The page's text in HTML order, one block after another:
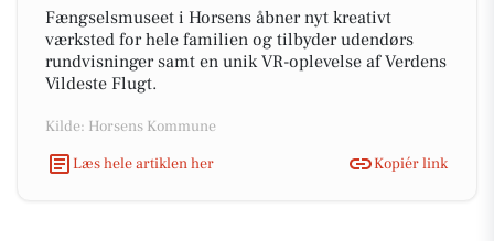
Fængselsmuseet i Horsens åbner nyt kreativt
værksted for hele familien og tilbyder udendørs
rundvisninger samt en unik VR-oplevelse af Verdens
Vildeste Flugt.
Kilde: Horsens Kommune
Læs hele artiklen her
Kopiér link